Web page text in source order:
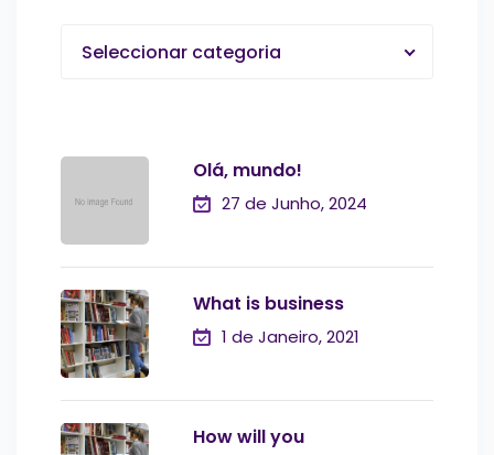
Seleccionar categoria
Olá, mundo!
27 de Junho, 2024
What is business
1 de Janeiro, 2021
How will you